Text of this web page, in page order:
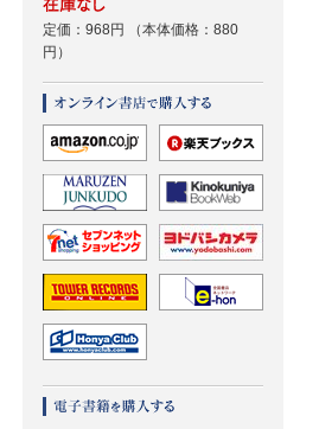
定価：968円
（本体価格：880
円）